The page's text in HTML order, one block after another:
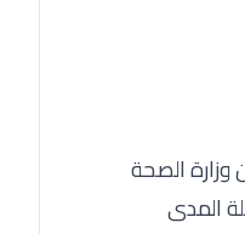
الصحة
المدى